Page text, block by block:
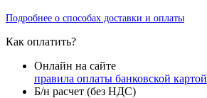
Подробнее о способах доставки и оплаты
Как оплатить?
Онлайн на сайте
правила оплаты банковской картой
Б/н расчет (без НДС)